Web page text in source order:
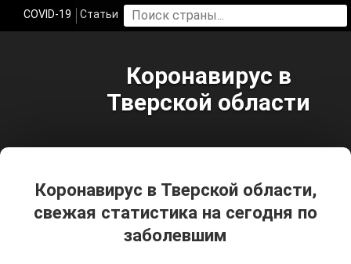
COVID-19 Статьи
Коронавирус в
Тверской области
Коронавирус в Тверской области,
свежая статистика на сегодня по
заболевшим